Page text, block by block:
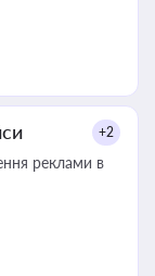
+2
реклами в